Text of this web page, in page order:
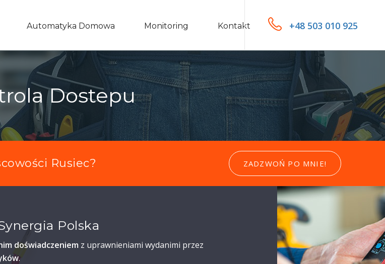
Automatyka Domowa Monitoring Kontakt +48 503 010 925
Dostepu
Rusiec? ZADZWOŃ PO MNIE!
Polska
doświadczeniem z uprawnieniami wydanimi przez
.